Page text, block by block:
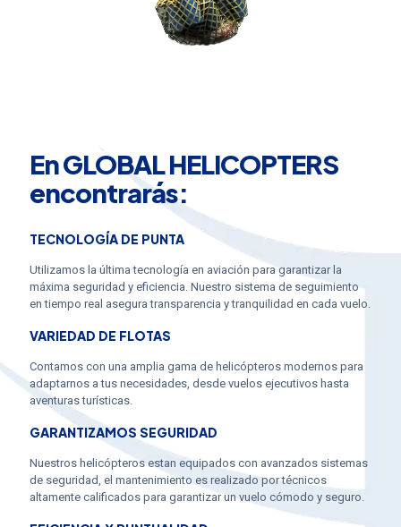
En GLOBAL HELICOPTERS
encontrarás:
TECNOLOGÍA DE PUNTA
Utilizamos la última tecnología en aviación para garantizar la
máxima seguridad y eficiencia. Nuestro sistema de seguimiento
en tiempo real asegura transparencia y tranquilidad en cada vuelo.
VARIEDAD DE FLOTAS
Contamos con una amplia gama de helicópteros modernos para
adaptarnos a tus necesidades, desde vuelos ejecutivos hasta
aventuras turísticas.
GARANTIZAMOS SEGURIDAD
Nuestros helicópteros estan equipados con avanzados sistemas
de seguridad, el mantenimiento es realizado por técnicos
altamente calificados para garantizar un vuelo cómodo y seguro.